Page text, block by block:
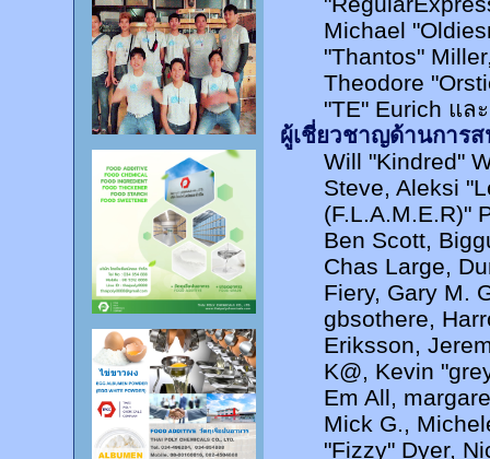
Michael
"Thantos"
Theodore
"TE" Eurich แล
ผู้เชี่ยวชาญด้านการ
Will "Kindred"
Steve, Aleksi
(F.L.A.M.E.R)"
Ben Scott,
Chas Large,
Fiery, Gary M.
gbsothere,
Eriksson,
K@, Kevin
Em All,
Mick G.,
"Fizzy" Dyer,